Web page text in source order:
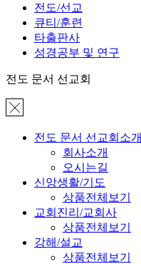
전도/선교
큐티/훈련
타출판사
성경공부 및 연구
전도 문서 선교회
전도 문서 선교회소개
회사소개
오시는길
신앙생활/기도
상품전체보기
교회진리/교회사
상품전체보기
강해/설교
상품전체보기